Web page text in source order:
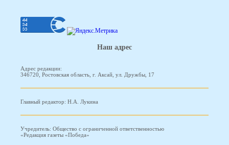
Наш адрес
Адрес редакции:
346720, Ростовская область, г. Аксай, ул. Дружбы, 17
Главный редактор: Н.А. Лукина
Учредитель: Общество с ограниченной ответственностью
«Редакция газеты «Победа»